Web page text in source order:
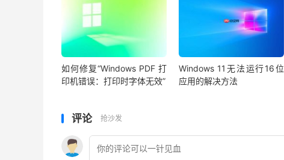
如何修复“Windows PDF 打
印机错误：打印时字体无效”
Windows 11无法运行16位
应用的解决方法
评论 抢沙发